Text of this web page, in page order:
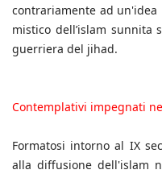
contrariamente ad
mistico dell’islam
guerriera del jihad.
Contemplativi impegnati
Formatosi intorno al IX
alla diffusione dell'islam